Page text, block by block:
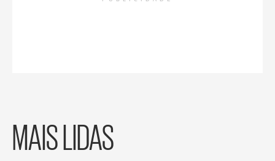
MAIS LIDAS